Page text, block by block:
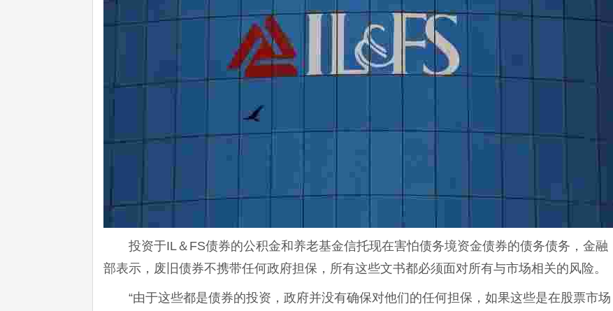
投资于IL＆FS债券的公积金和养老基金信托现在害怕债务境资金债券的债务债务，金融
部表示，废旧债券不携带任何政府担保，所有这些文书都必须面对所有与市场相关的风险。
“由于这些都是债券的投资，政府并没有确保对他们的任何担保，如果这些是在股票市场